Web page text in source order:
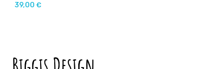
39,00 €